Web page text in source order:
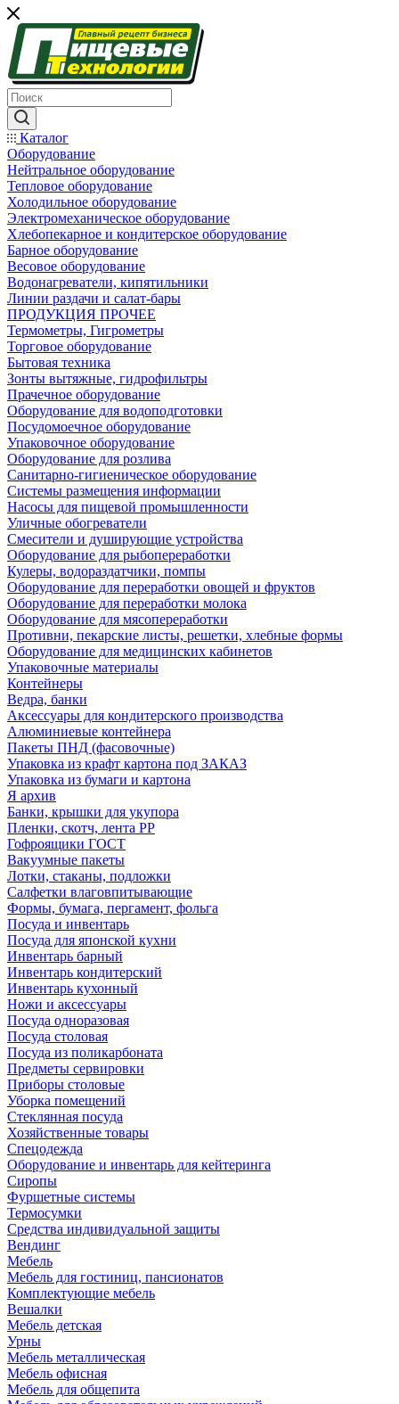
Каталог
Оборудование
Нейтральное оборудование
Тепловое оборудование
Холодильное оборудование
Электромеханическое оборудование
Хлебопекарное и кондитерское оборудование
Барное оборудование
Весовое оборудование
Водонагреватели, кипятильники
Линии раздачи и салат-бары
ПРОДУКЦИЯ ПРОЧЕЕ
Термометры, Гигрометры
Торговое оборудование
Бытовая техника
Зонты вытяжные, гидрофильтры
Прачечное оборудование
Оборудование для водоподготовки
Посудомоечное оборудование
Упаковочное оборудование
Оборудование для розлива
Санитарно-гигиеническое оборудование
Системы размещения информации
Насосы для пищевой промышленности
Уличные обогреватели
Смесители и душирующие устройства
Оборудование для рыбопереработки
Кулеры, водораздатчики, помпы
Оборудование для переработки овощей и фруктов
Оборудование для переработки молока
Оборудование для мясопереработки
Противни, пекарские листы, решетки, хлебные формы
Оборудование для медицинских кабинетов
Упаковочные материалы
Контейнеры
Ведра, банки
Аксессуары для кондитерского производства
Алюминиевые контейнера
Пакеты ПНД (фасовочные)
Упаковка из крафт картона под ЗАКАЗ
Упаковка из бумаги и картона
Я архив
Банки, крышки для укупора
Пленки, скотч, лента РР
Гофроящики ГОСТ
Вакуумные пакеты
Лотки, стаканы, подложки
Салфетки влаговпитывающие
Формы, бумага, пергамент, фольга
Посуда и инвентарь
Посуда для японской кухни
Инвентарь барный
Инвентарь кондитерский
Инвентарь кухонный
Ножи и аксессуары
Посуда одноразовая
Посуда столовая
Посуда из поликарбоната
Предметы сервировки
Приборы столовые
Уборка помещений
Стеклянная посуда
Хозяйственные товары
Спецодежда
Оборудование и инвентарь для кейтеринга
Сиропы
Фуршетные системы
Термосумки
Средства индивидуальной защиты
Вендинг
Мебель
Мебель для гостиниц, пансионатов
Комплектующие мебель
Вешалки
Мебель детская
Урны
Мебель металлическая
Мебель офисная
Мебель для общепита